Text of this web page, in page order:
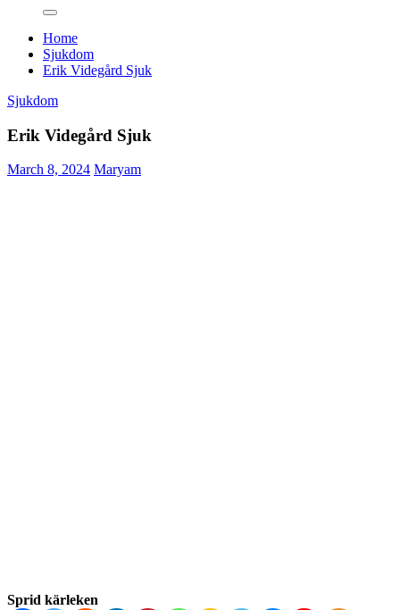
Home
Sjukdom
Erik Videgård Sjuk
Sjukdom
Erik Videgård Sjuk
March 8, 2024 Maryam
Sprid kärleken